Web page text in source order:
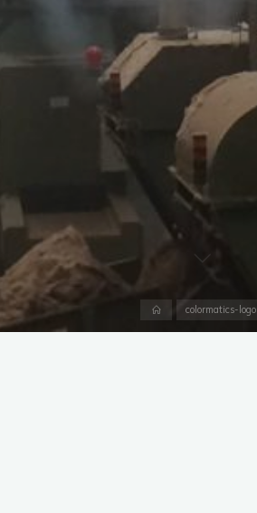
Accueilcolormatics-logo